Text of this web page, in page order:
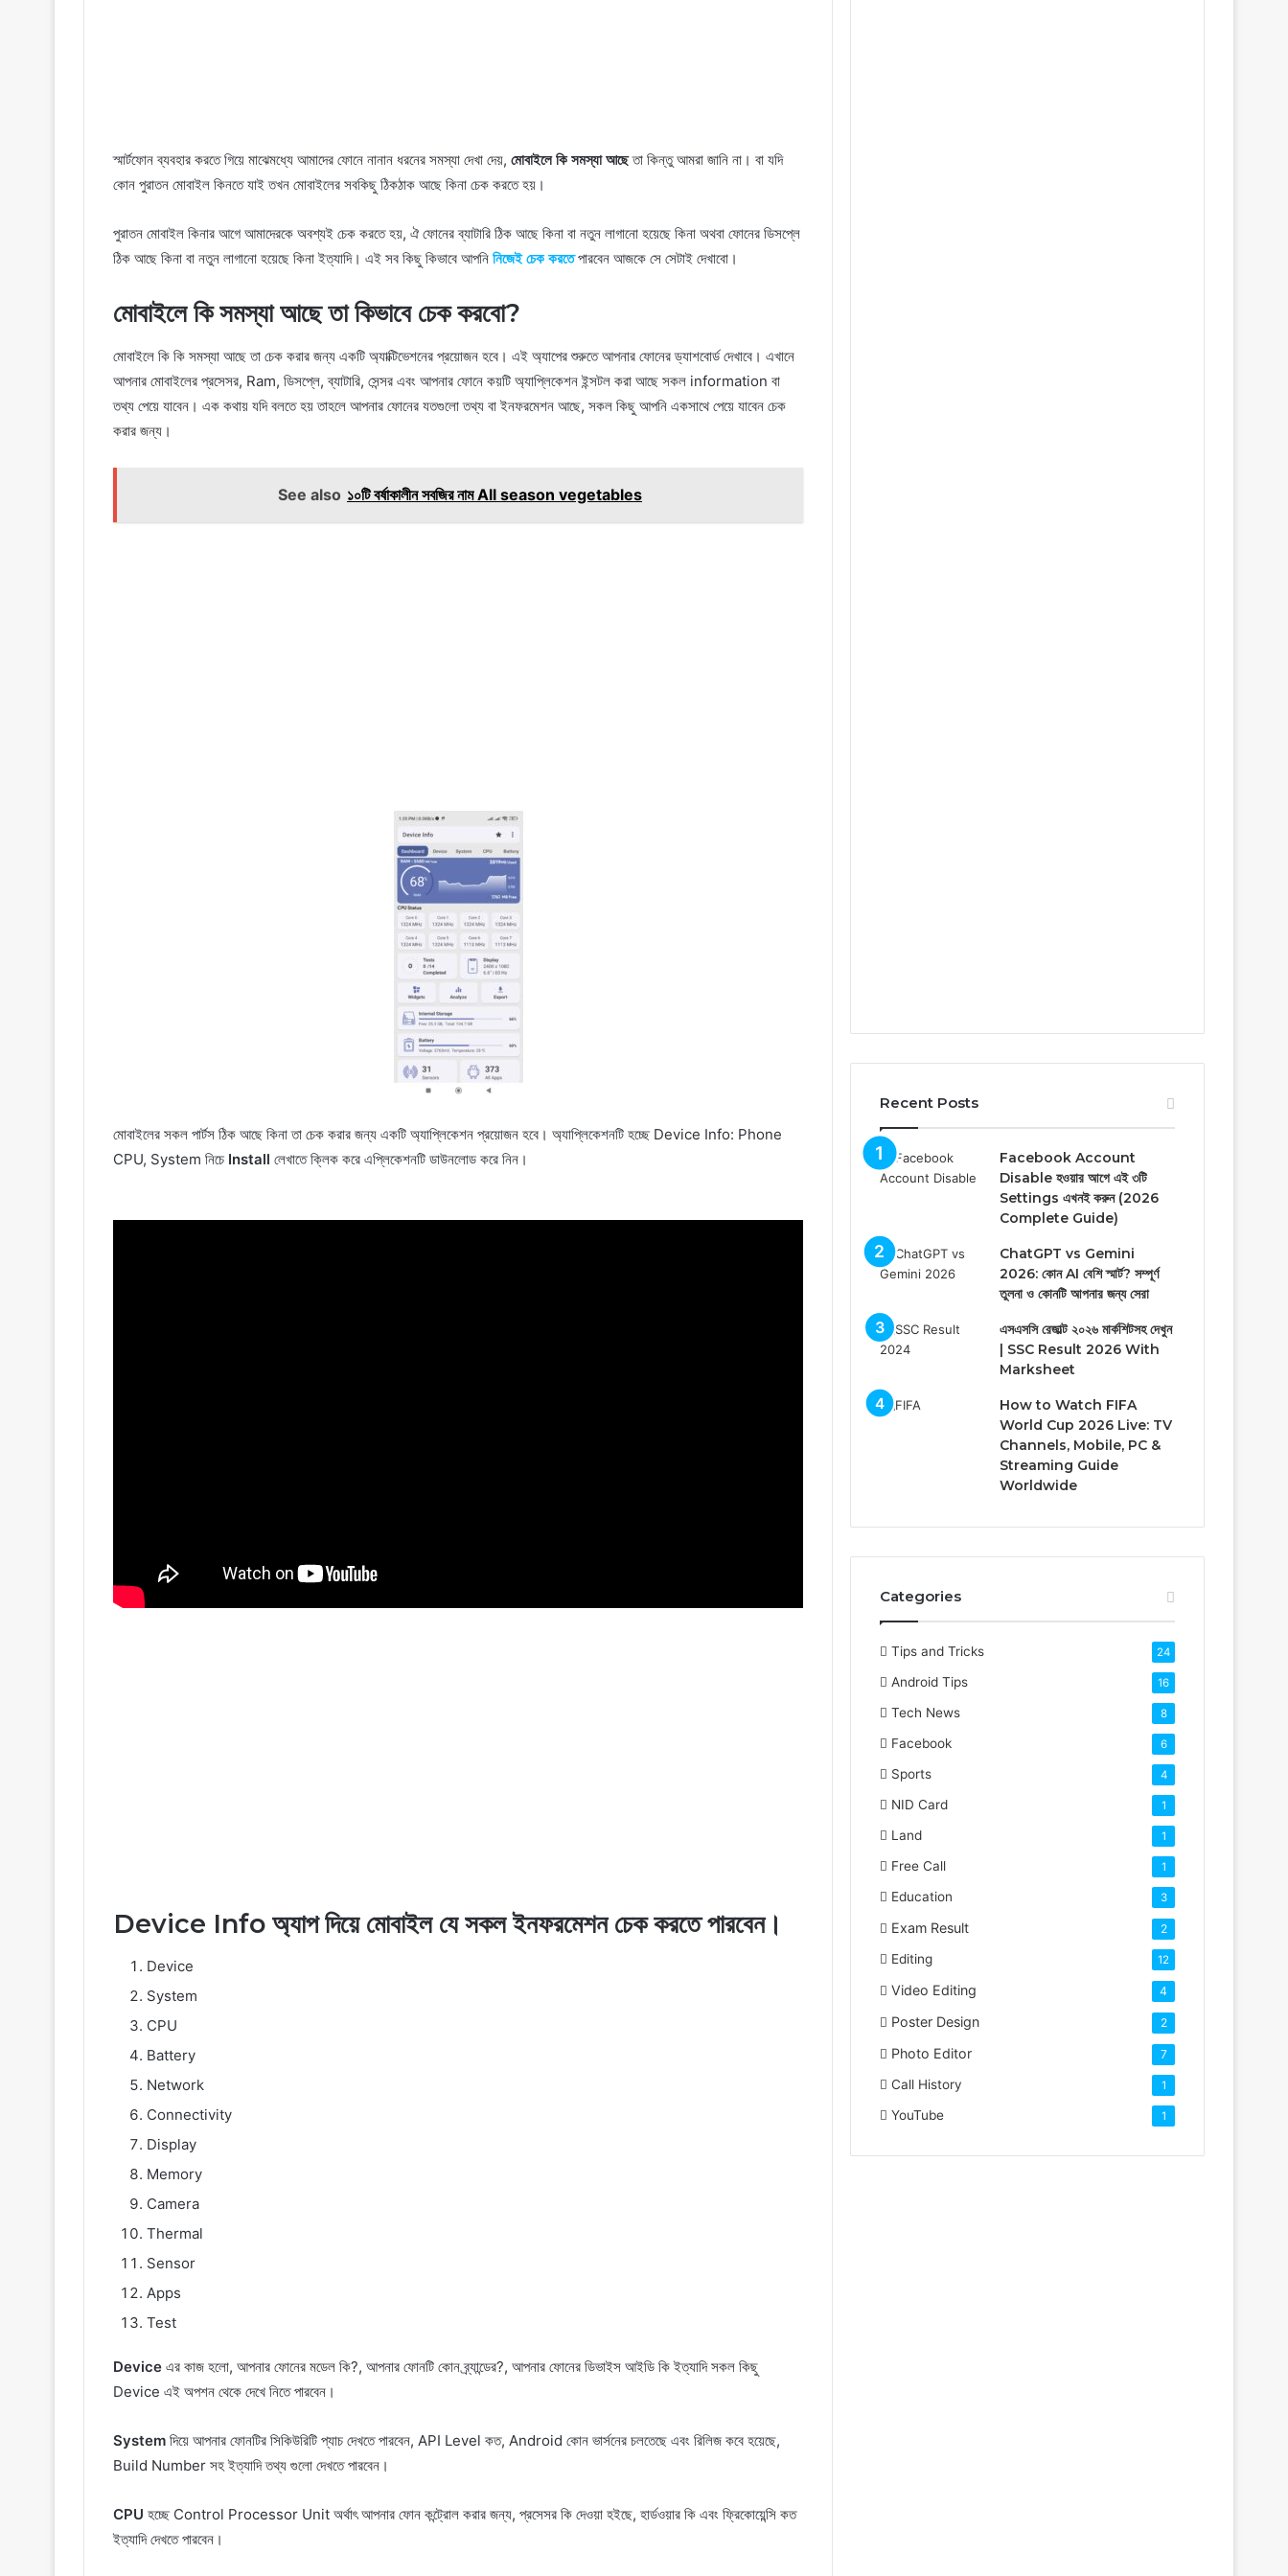
স্মার্টফোন ব্যবহার করতে গিয়ে মাঝেমধ্যে আমাদের ফোনে নানান ধরনের সমস্যা দেখা দেয়, মোবাইলে কি সমস্যা আছেতা কিন্তু আমরা জানি না। বা যদি
কোন পুরাতন মোবাইল কিনতে যাই তখন মোবাইলের সবকিছু ঠিকঠাক আছে কিনা চেক করতে হয়।
পুরাতন মোবাইল কিনার আগে আমাদেরকে অবশ্যই চেক করতে হয়, ঐ ফোনের ব্যাটারি ঠিক আছে কিনা বা নতুন লাগানো হয়েছে কিনা অথবা ফোনের ডিসপ্লে
ঠিক আছে কিনা বা নতুন লাগানো হয়েছে কিনা ইত্যাদি। এই সব কিছু কিভাবে আপনি নিজেই চেক করতেপারবেন আজকে সে সেটাই দেখাবো।
মোবাইলে কি সমস্যা আছে তা কিভাবে চেক করবো?
মোবাইলে কি কি সমস্যা আছে তা চেক করার জন্য একটি অ্যাক্টিভেশনের প্রয়োজন হবে। এই অ্যাপের শুরুতে আপনার ফোনের ড্যাশবোর্ড দেখাবে। এখানে
আপনার মোবাইলের প্রসেসর, Ram, ডিসপ্লে, ব্যাটারি, সেন্সর এবং আপনার ফোনে কয়টি অ্যাপ্লিকেশন ইন্সটল করা আছে সকল information বা
তথ্য পেয়ে যাবেন। এক কথায় যদি বলতে হয় তাহলে আপনার ফোনের যতগুলো তথ্য বা ইনফরমেশন আছে, সকল কিছু আপনি একসাথে পেয়ে যাবেন চেক
করার জন্য।
See also ১০টি বর্ষাকালীন সবজির নাম All season vegetables
মোবাইলের সকল পার্টস ঠিক আছে কিনা তা চেক করার জন্য একটি অ্যাপ্লিকেশন প্রয়োজন হবে। অ্যাপ্লিকেশনটি হচ্ছে Device Info: Phone
CPU, System নিচে Install লেখাতে ক্লিক করে এপ্লিকেশনটি ডাউনলোড করে নিন।
Device Info অ্যাপ দিয়ে মোবাইল যে সকল ইনফরমেশন চেক করতে পারবেন।
Device
System
CPU
Battery
Network
Connectivity
Display
Memory
Camera
Thermal
Sensor
Apps
Test
Device এর কাজ হলো, আপনার ফোনের মডেল কি?, আপনার ফোনটি কোন ব্র্যান্ডের?, আপনার ফোনের ডিভাইস আইডি কি ইত্যাদি সকল কিছু
Device এই অপশন থেকে দেখে নিতে পারবেন।
System দিয়ে আপনার ফোনটির সিকিউরিটি প্যাচ দেখতে পারবেন, API Level কত, Android কোন ভার্সনের চলতেছে এবং রিলিজ কবে হয়েছে,
Build Number সহ ইত্যাদি তথ্য গুলো দেখতে পারবেন।
CPU হচ্ছে Control Processor Unit অর্থাৎ আপনার ফোন কন্ট্রোল করার জন্য, প্রসেসর কি দেওয়া হইছে, হার্ডওয়ার কি এবং ফ্রিকোয়েন্সি কত
ইত্যাদি দেখতে পারবেন।
Recent Posts
Facebook Account
Disable হওয়ার আগে এই ৩টি
Settings এখনই করুন (2026
Complete Guide)
ChatGPT vs Gemini
2026: কোন AI বেশি স্মার্ট? সম্পূর্ণ
তুলনা ও কোনটি আপনার জন্য সেরা
এসএসসি রেজাল্ট ২০২৬ মার্কশিটসহ দেখুন
| SSC Result 2026 With
Marksheet
How to Watch FIFA
World Cup 2026 Live: TV
Channels, Mobile, PC &
Streaming Guide
Worldwide
Categories
Tips and Tricks 24
Android Tips 16
Tech News 8
Facebook 6
Sports 4
NID Card 1
Land 1
Free Call 1
Education 3
Exam Result 2
Editing 12
Video Editing 4
Poster Design 2
Photo Editor 7
Call History 1
YouTube 1